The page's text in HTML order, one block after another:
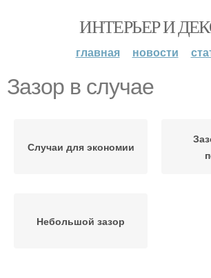
ИНТЕРЬЕР И
главная новости
Зазор в случае
Случаи для экономии
Небольшой зазор